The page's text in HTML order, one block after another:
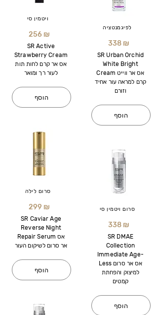
ויטמין סי
256 ₪
SR Active
Strawberry Cream
אס אר קרם לחות תות
לעור רך ומואר
הוסף
סרום לילה
299 ₪
SR Caviar Age
Reverse Night
Repair Serum אס
אר סרום לשיקום העור
הוסף
לפיגמנטציה
338 ₪
SR Urban Orchid
White Bright
Cream אס אר ווייט
קרם למראה עור אחיד
וזורם
הוסף
סרום ויטמין סי
338 ₪
SR DMAE
Collection
Immediate Age-
Less אס אר סרום
למיצוק והפחתת
קמטים
הוסף